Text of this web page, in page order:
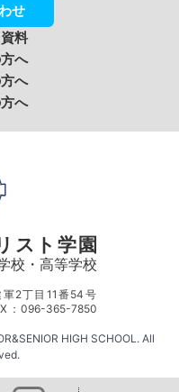
せ
料
へ
へ
へ
スト学園
校・高等学校
2丁目11番54号
：096-365-7850
HIGH SCHOOL. All